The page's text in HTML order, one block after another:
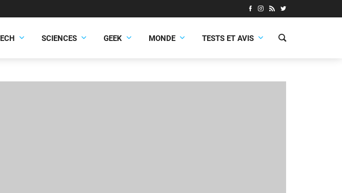
SCIENCES GEEK MONDE TESTS ET AVIS